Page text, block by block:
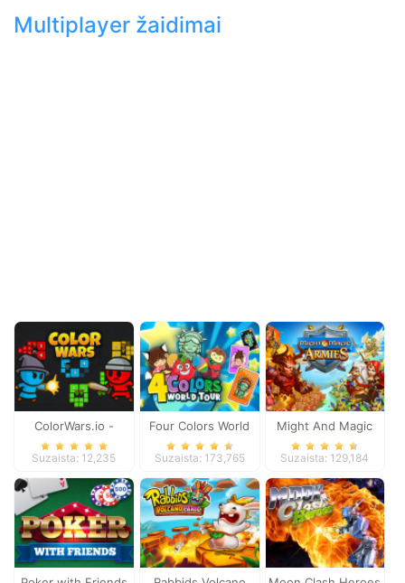
Multiplayer žaidimai
ColorWars.io -
Conquest Game
Suzaista: 12,235
Four Colors World
Tour
Suzaista: 173,765
Might And Magic
Armies
Suzaista: 129,184